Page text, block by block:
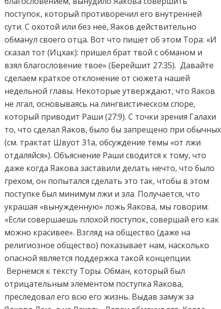
поступок, который противоречил его внутренней
сути. С охотой или без неё, Яаков действительно
обманул своего отца. Вот что пишет об этом Тора: «И
сказал тот (Ицхак): пришел брат твой с обманом и
взял благословение твое» (Берейшит 27:35). Давайте
сделаем краткое отклонение от сюжета нашей
недельной главы. Некоторые утверждают, что Яаков
не лгал, основываясь на лингвистическом споре,
который приводит Раши (27:9). С точки зрения Галахи
то, что сделал Яаков, было бы запрещено при обычных
(см. трактат Швуот 31a, обсуждение темы «от лжи
отдаляйся»). Объяснение Раши сводится к тому, что
даже когда Яакова заставили делать нечто, что было
грехом, он попытался сделать это так, чтобы в этом
поступке был минимум лжи и зла. Получается, что
украшая «вынужденную» ложь Яакова, мы говорим:
«Если совершаешь плохой поступок, совершай его как
можно красивее». Взгляд на общество (даже на
религиозное общество) показывает нам, насколько
опасной является поддержка такой концепции.
Вернемся к тексту Торы. Обман, который был
отрицательным элементом поступка Яакова,
преследовал его всю его жизнь. Выдав замуж за